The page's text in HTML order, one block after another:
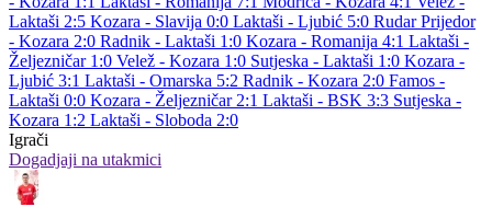
Laktaši 2:5 Kozara - Slavija 0:0 Laktaši - Ljubić 5:0 Rudar Prijedor
- Kozara 2:0 Radnik - Laktaši 1:0 Kozara - Romanija 4:1 Laktaši -
Željezničar 1:0 Velež - Kozara 1:0 Sutjeska - Laktaši 1:0 Kozara -
Ljubić 3:1 Laktaši - Omarska 5:2 Radnik - Kozara 2:0 Famos -
Laktaši 0:0 Kozara - Željezničar 2:1 Laktaši - BSK 3:3 Sutjeska -
Kozara 1:2 Laktaši - Sloboda 2:0
Igrači
Dogadjaji na utakmici